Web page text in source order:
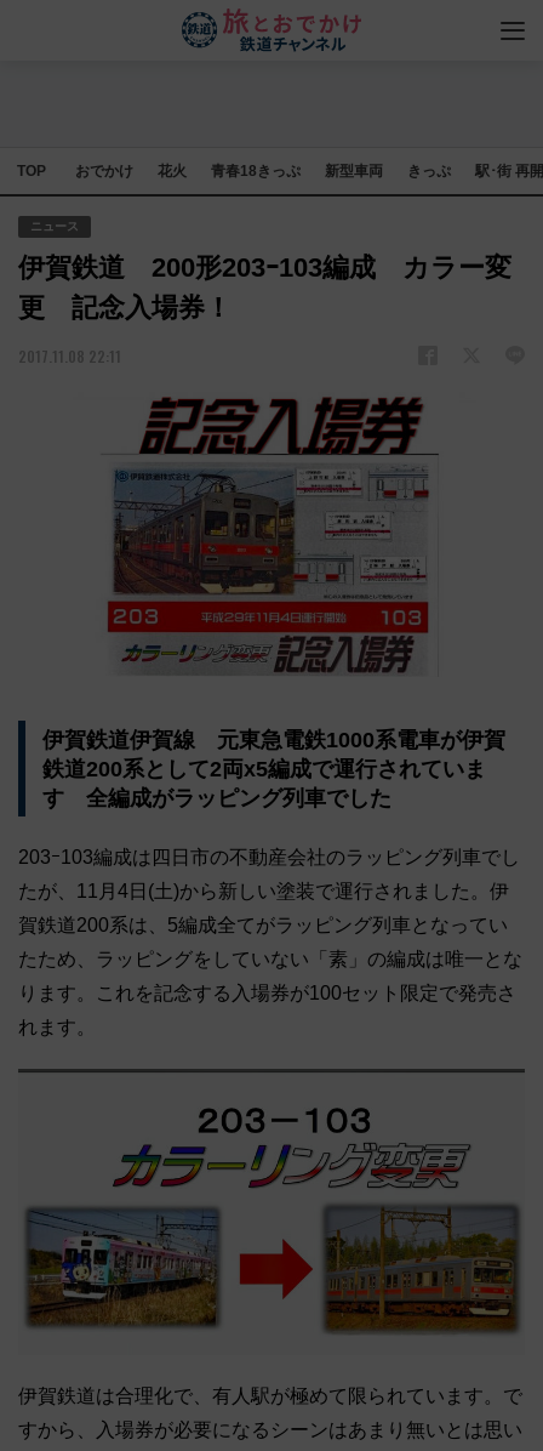
TOP おでかけ 花火 青春18きっぷ 新型車両 きっぷ 駅･街 再
ニュース
伊賀鉄道 200形203ｰ103編成 カラー変
更 記念入場券！
2017.11.08 22:11
伊賀鉄道伊賀線 元東急電鉄1000系電車が伊賀
鉄道200系として2両x5編成で運行されていま
す 全編成がラッピング列車でした
203ｰ103編成は四日市の不動産会社のラッピング列車でし
たが、11月4日(土)から新しい塗装で運行されました。伊
賀鉄道200系は、5編成全てがラッピング列車となってい
たため、ラッピングをしていない「素」の編成は唯一とな
ります。これを記念する入場券が100セット限定で発売さ
れます。
伊賀鉄道は合理化で、有人駅が極めて限られています。で
すから、入場券が必要になるシーンはあまり無いとは思い